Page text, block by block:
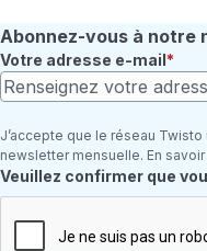
Abonnez-vous à notre
Votre adresse e-mail
J’accepte que le réseau
newsletter mensuelle. En savoir
Champ requis
Veuillez confirmer que